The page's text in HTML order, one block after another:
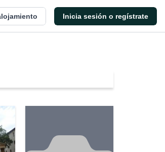
Inicia sesión o regístrate